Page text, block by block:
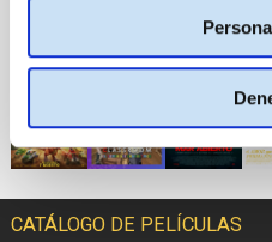
PRÓXIMOS ESTRENOS
CATÁLOGO DE PELÍCULAS